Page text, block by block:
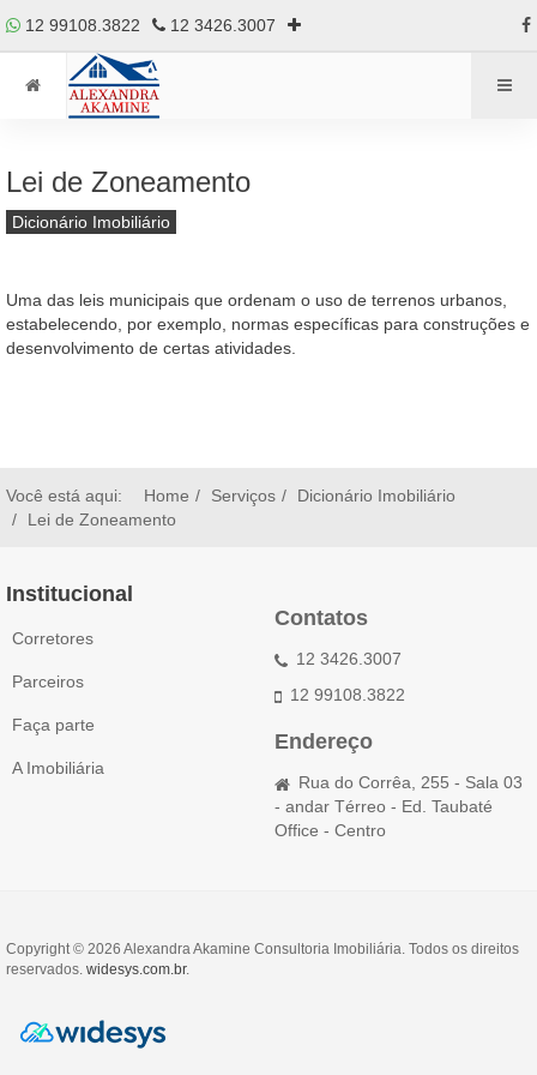
12 99108.3822 12 3426.3007
Lei de Zoneamento
Dicionário Imobiliário
Uma das leis municipais que ordenam o uso de terrenos urbanos,
estabelecendo, por exemplo, normas específicas para construções e
desenvolvimento de certas atividades.
Você está aqui: Home Serviços
Dicionário Imobiliário
Lei de Zoneamento
Institucional
Corretores
Parceiros
Faça parte
A Imobiliária
Contatos
12 3426.3007
12 99108.3822
Endereço
Rua do Corrêa, 255 - Sala 03
- andar Térreo - Ed. Taubaté
Office - Centro
Copyright © 2026 Alexandra Akamine Consultoria Imobiliária. Todos os direitos
reservados. widesys.com.br.